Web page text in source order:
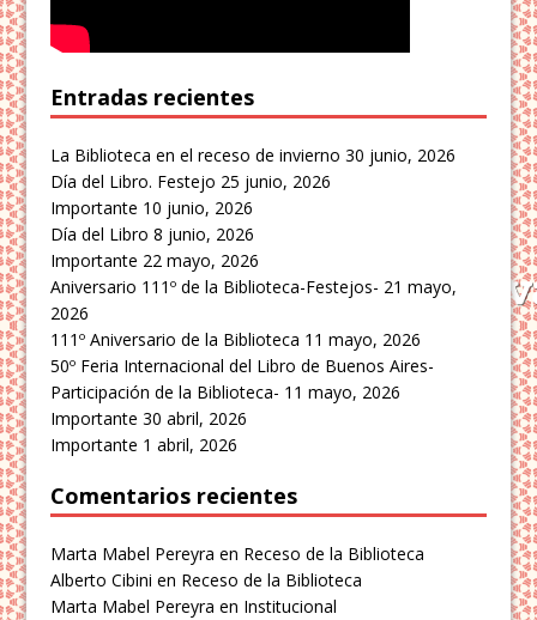
Entradas recientes
La Biblioteca en el receso de invierno 30 junio, 2026
Día del Libro. Festejo 25 junio, 2026
Importante 10 junio, 2026
Día del Libro 8 junio, 2026
Importante 22 mayo, 2026
Aniversario 111º de la Biblioteca-Festejos- 21 mayo,
2026
111º Aniversario de la Biblioteca 11 mayo, 2026
50º Feria Internacional del Libro de Buenos Aires-
Participación de la Biblioteca- 11 mayo, 2026
Importante 30 abril, 2026
Importante 1 abril, 2026
Comentarios recientes
Marta Mabel Pereyra en Receso de la Biblioteca
Alberto Cibini en Receso de la Biblioteca
Marta Mabel Pereyra en Institucional